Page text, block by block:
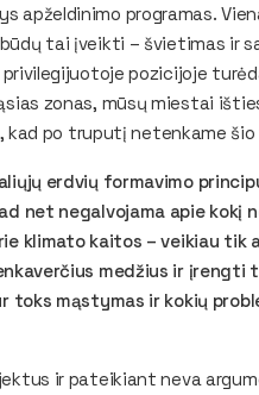
apželdinimo programas.
tai įveikti – švietimas ir
pozicijoje
zonas, mūsų miestai
kad po truputį netenkame šio
erdvių formavimo
net negalvojama apie kokį
klimato kaitos – veikiau tik
medžius ir įrengti
toks mąstymas ir kokių
ir pateikiant neva